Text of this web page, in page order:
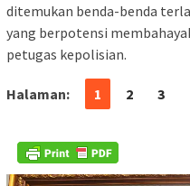
ditemukan benda-benda
yang berpotensi
petugas kepolisian.
Halaman: 1 2 3